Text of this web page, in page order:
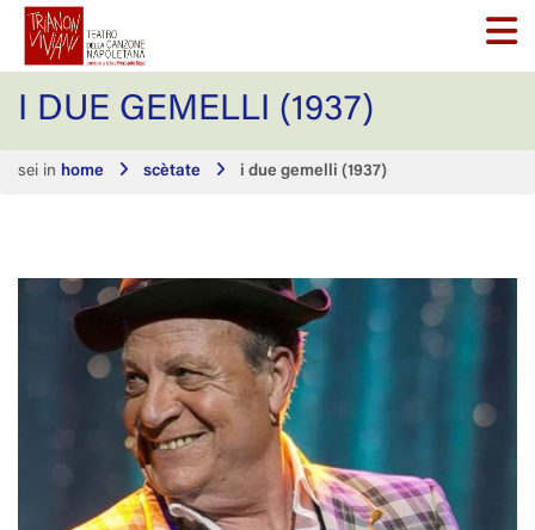
I DUE GEMELLI (1937)
sei in home scètate i due gemelli (1937)